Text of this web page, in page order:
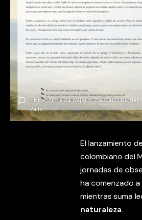
Libro “Alma de pájaro” de Carolina del
Valle.
El lanzamiento de
colombiano del
jornadas de
ha comenzado
mientras suma
naturaleza.